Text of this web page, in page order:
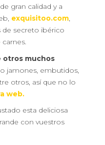
gran calidad y a
exquisitoo.com,
de secreto ibérico
otros muchos
jamones, embutidos,
otros, así que no lo
web.
esta deliciosa
con vuestros